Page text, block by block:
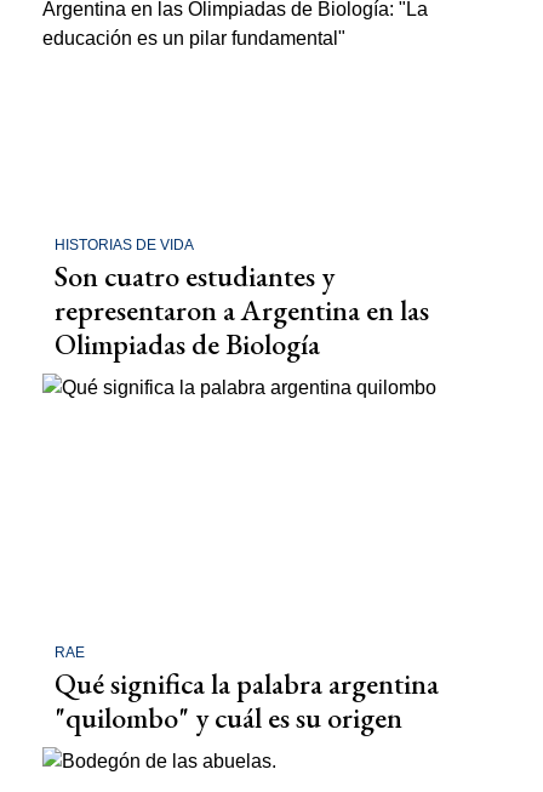
HISTORIAS DE VIDA
Son cuatro estudiantes y
representaron a Argentina en las
Olimpiadas de Biología
RAE
Qué significa la palabra argentina
"quilombo" y cuál es su origen